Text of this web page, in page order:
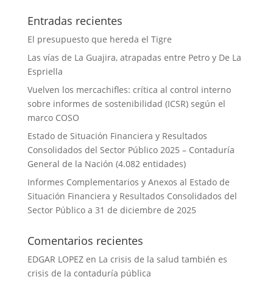
Entradas recientes
El presupuesto que hereda el Tigre
Las vías de La Guajira, atrapadas entre Petro y De La
Espriella
Vuelven los mercachifles: crítica al control interno
sobre informes de sostenibilidad (ICSR) según el
marco COSO
Estado de Situación Financiera y Resultados
Consolidados del Sector Público 2025 – Contaduría
General de la Nación (4.082 entidades)
Informes Complementarios y Anexos al Estado de
Situación Financiera y Resultados Consolidados del
Sector Público a 31 de diciembre de 2025
Comentarios recientes
EDGAR LOPEZen La crisis de la salud también es
crisis de la contaduría pública